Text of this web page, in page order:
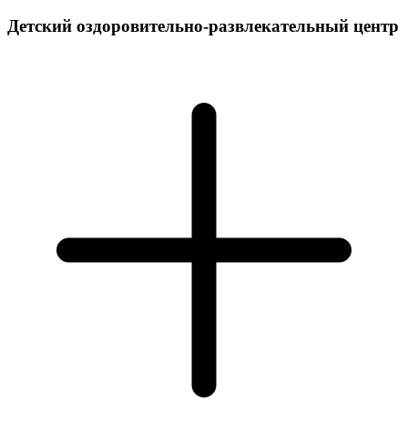
Детский оздоровительно-развлекательный центр